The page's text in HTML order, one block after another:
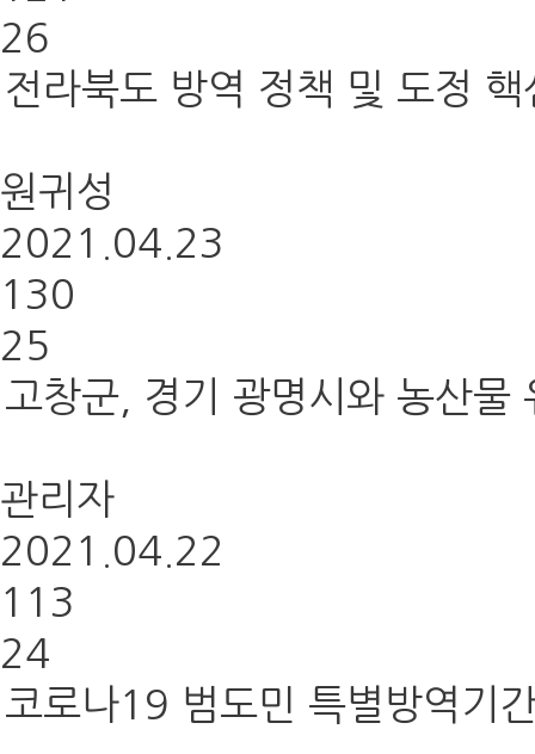
26
전라북도 방역 정책 및 도정
원귀성
2021.04.23
130
25
고창군, 경기 광명시와 농산물
관리자
2021.04.22
113
24
코로나19 범도민 특별방역기